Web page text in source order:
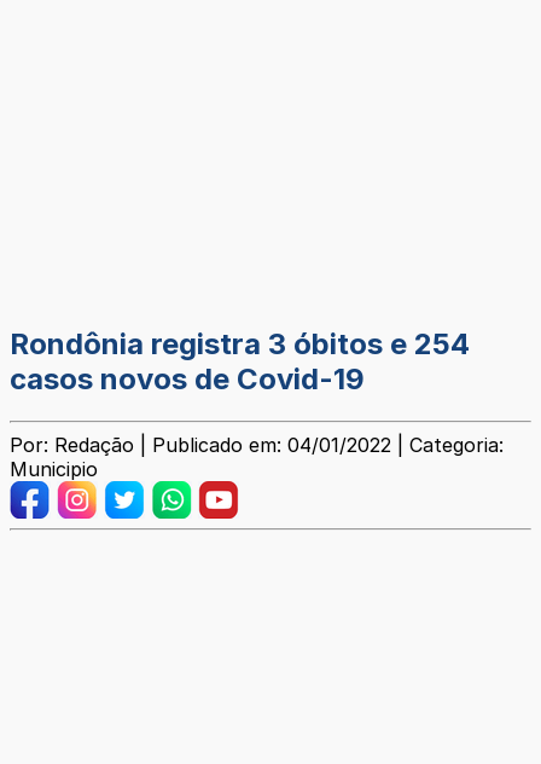
Rondônia registra 3 óbitos e 254
casos novos de Covid-19
Por: Redação | Publicado em: 04/01/2022 | Categoria:
Municipio